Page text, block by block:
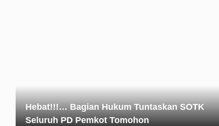
Hebat!!!… Bagian Hukum Tuntaskan SOTK
Seluruh PD Pemkot Tomohon